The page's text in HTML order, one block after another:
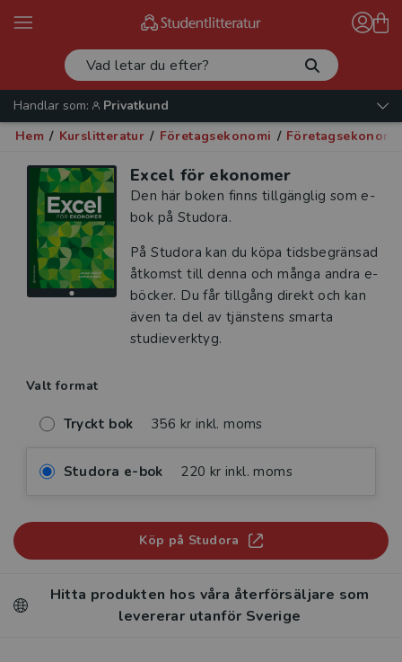
Handlar som:
Privatkund
Hem / Kurslitteratur / Företagsekonomi /
Excel för ekonomer
Den här boken finns tillgänglig som e-
bok på Studora.
På Studora kan du köpa tidsbegränsad
åtkomst till denna och många andra e-
böcker. Du får tillgång direkt och kan
även ta del av tjänstens smarta
studieverktyg.
Valt format
Tryckt bok 356 kr inkl. moms
Studora e-bok 220 kr inkl. moms
Köp på Studora
Hitta produkten hos våra återförsäljare som
levererar utanför Sverige